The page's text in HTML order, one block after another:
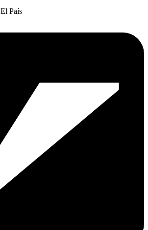
El País